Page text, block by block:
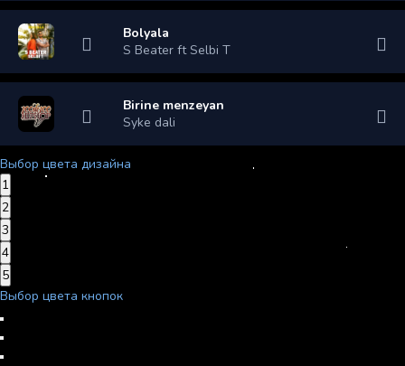
Bolyala
S Beater ft Selbi T
Birine menzeyan
Syke dali
Выбор цвета дизайна
1
2
3
4
5
Выбор цвета кнопок